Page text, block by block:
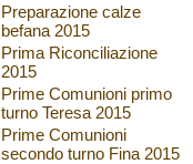
Preparazione calze
befana 2015
Prima Riconciliazione
2015
Prime Comunioni primo
turno Teresa 2015
Prime Comunioni
secondo turno Fina 2015